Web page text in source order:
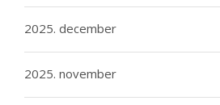
2025. december
2025. november